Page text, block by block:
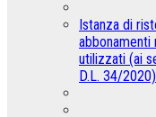
Istanza di
abbonamenti
utilizzati (ai
D.L. 34/2020)